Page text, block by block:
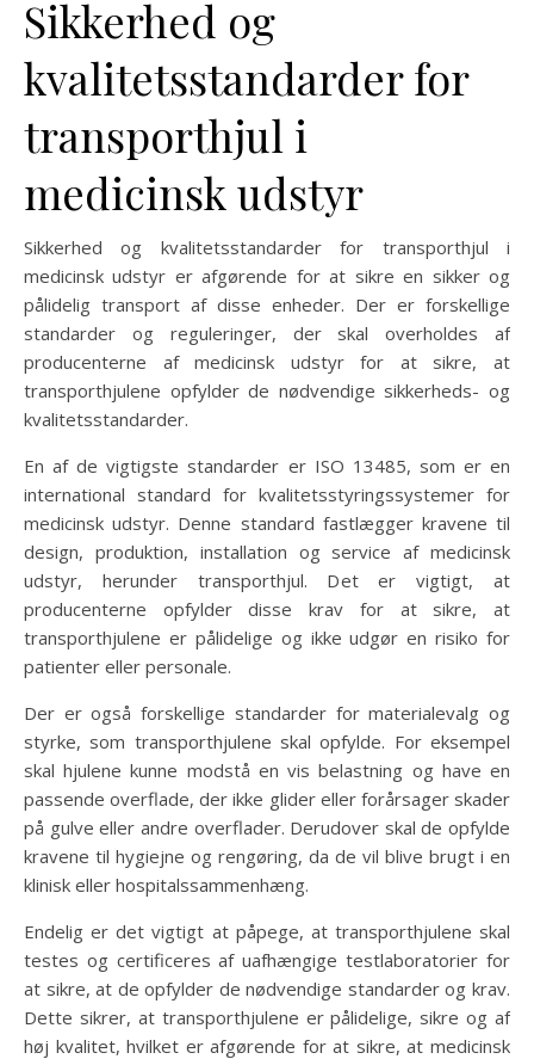
Sikkerhed og
kvalitetsstandarder for
transporthjul i
medicinsk udstyr
Sikkerhed og kvalitetsstandarder for transporthjul i
medicinsk udstyr er afgørende for at sikre en sikker og
pålidelig transport af disse enheder. Der er forskellige
standarder og reguleringer, der skal overholdes af
producenterne af medicinsk udstyr for at sikre, at
transporthjulene opfylder de nødvendige sikkerheds- og
kvalitetsstandarder.
En af de vigtigste standarder er ISO 13485, som er en
international standard for kvalitetsstyringssystemer for
medicinsk udstyr. Denne standard fastlægger kravene til
design, produktion, installation og service af medicinsk
udstyr, herunder transporthjul. Det er vigtigt, at
producenterne opfylder disse krav for at sikre, at
transporthjulene er pålidelige og ikke udgør en risiko for
patienter eller personale.
Der er også forskellige standarder for materialevalg og
styrke, som transporthjulene skal opfylde. For eksempel
skal hjulene kunne modstå en vis belastning og have en
passende overflade, der ikke glider eller forårsager skader
på gulve eller andre overflader. Derudover skal de opfylde
kravene til hygiejne og rengøring, da de vil blive brugt i en
klinisk eller hospitalssammenhæng.
Endelig er det vigtigt at påpege, at transporthjulene skal
testes og certificeres af uafhængige testlaboratorier for
at sikre, at de opfylder de nødvendige standarder og krav.
Dette sikrer, at transporthjulene er pålidelige, sikre og af
høj kvalitet, hvilket er afgørende for at sikre, at medicinsk